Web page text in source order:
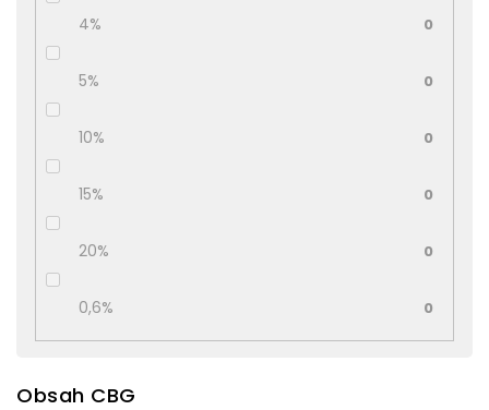
4% 0
5% 0
10% 0
15% 0
20% 0
0,6% 0
Obsah CBG